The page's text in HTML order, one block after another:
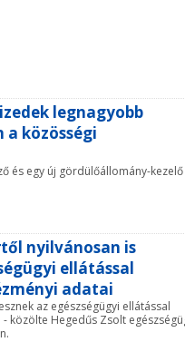
legnagyobb
közösségi
és egy új gördülőállomány-kezelő
nyilvánosan is
ellátással
adatai
az egészségügyi ellátással
közölte Hegedűs Zsolt